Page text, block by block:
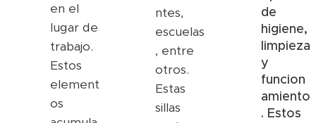
en el
lugar de
trabajo.
Estos
element
os
ntes,
escuelas
, entre
otros.
Estas
sillas
de
higiene,
limpieza
y
funcion
amiento
. Estos